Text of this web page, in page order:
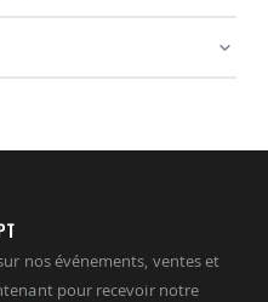
nos événements, ventes et
pour recevoir notre